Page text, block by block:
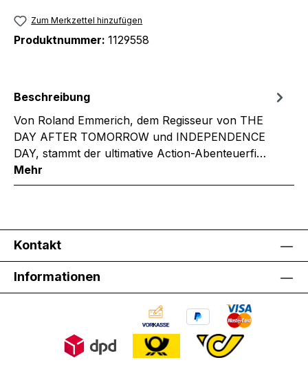
Zum Merkzettel hinzufügen
Produktnummer: 1129558
Beschreibung
Von Roland Emmerich, dem Regisseur von THE
DAY AFTER TOMORROW und INDEPENDENCE
DAY, stammt der ultimative Action-Abenteuerfi…
Mehr
Kontakt
Informationen